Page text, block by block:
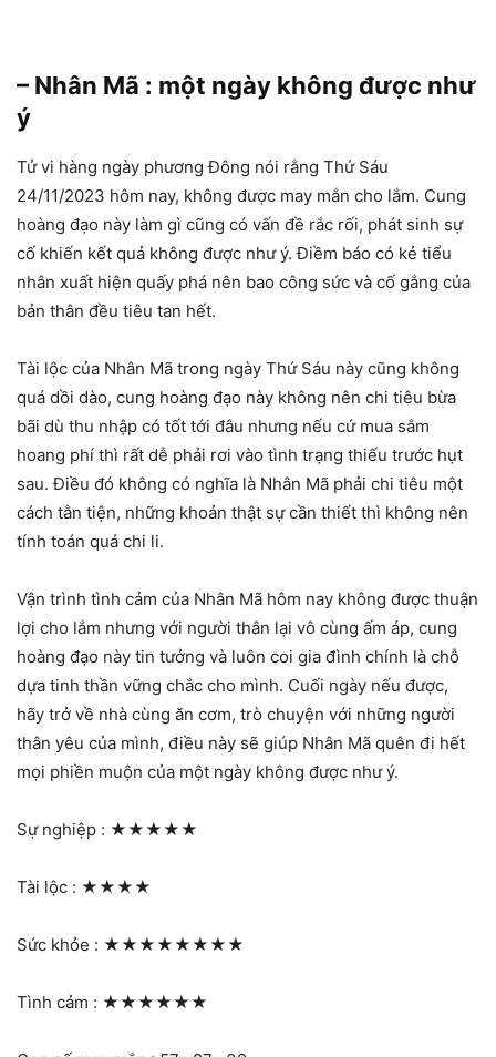
– Nhân Mã : một ngày không được như
ý
Tử vi hàng ngày phương Đông nói rằng Thứ Sáu
24/11/2023 hôm nay, không được may mắn cho lắm. Cung
hoàng đạo này làm gì cũng có vấn đề rắc rối, phát sinh sự
cố khiến kết quả không được như ý. Điềm báo có kẻ tiểu
nhân xuất hiện quấy phá nên bao công sức và cố gắng của
bản thân đều tiêu tan hết.
Tài lộc của Nhân Mã trong ngày Thứ Sáu này cũng không
quá dồi dào, cung hoàng đạo này không nên chi tiêu bừa
bãi dù thu nhập có tốt tới đâu nhưng nếu cứ mua sắm
hoang phí thì rất dễ phải rơi vào tình trạng thiếu trước hụt
sau. Điều đó không có nghĩa là Nhân Mã phải chi tiêu một
cách tằn tiện, những khoản thật sự cần thiết thì không nên
tính toán quá chi li.
Vận trình tình cảm của Nhân Mã hôm nay không được thuận
lợi cho lắm nhưng với người thân lại vô cùng ấm áp, cung
hoàng đạo này tin tưởng và luôn coi gia đình chính là chỗ
dựa tinh thần vững chắc cho mình. Cuối ngày nếu được,
hãy trở về nhà cùng ăn cơm, trò chuyện với những người
thân yêu của mình, điều này sẽ giúp Nhân Mã quên đi hết
mọi phiền muộn của một ngày không được như ý.
Sự nghiệp : ★★★★★
Tài lộc : ★★★★
Sức khỏe : ★★★★★★★★
Tình cảm : ★★★★★★